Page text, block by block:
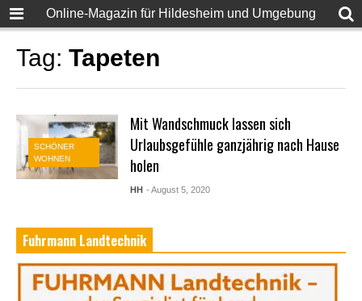
Online-Magazin für Hildesheim und Umgebung
Tag: Tapeten
SCHÖNER
WOHNEN
Mit Wandschmuck lassen sich
Urlaubsgefühle ganzjährig nach Hause
holen
HH - August 5, 2020
Fuhrmann Landtechnik